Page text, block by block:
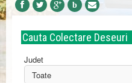
b
Cauta Colectare Deseuri
Judet